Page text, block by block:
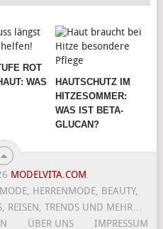
ROT
WAS
HAUTSCHUTZ IM
HITZESOMMER:
WAS IST BETA-
GLUCAN?
MODELVITA.COM.
HERRENMODE, BEAUTY,
REISEN, TRENDS UND MEHR…
ÜBER UNS IMPRESSUM